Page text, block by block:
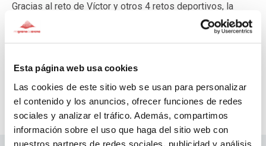
Esta página web usa cookies
Las cookies de este sitio web se usan para personalizar
el contenido y los anuncios, ofrecer funciones de redes
sociales y analizar el tráfico. Además, compartimos
información sobre el uso que haga del sitio web con
nuestros partners de redes sociales, publicidad y análisis
Gracias al reto de Víctor y otros 4 retos deportivos, la
Asociación AEFAT
Causa del Mes
de Septiembre
por haber recibido el apoyo de 232